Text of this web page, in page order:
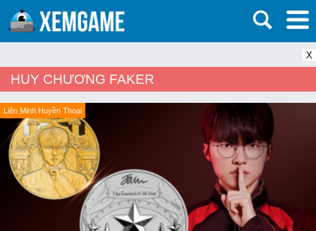
X
HUY CHƯƠNG FAKER
Liên Minh Huyền Thoại